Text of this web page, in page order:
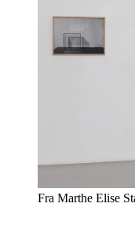
Fra Marthe Elise